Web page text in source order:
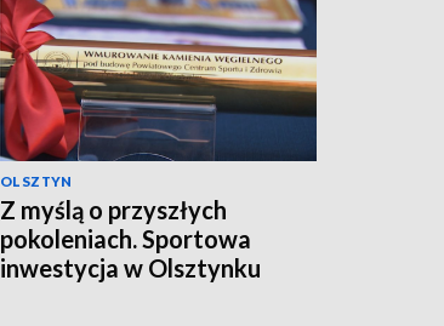
OLSZTYN
Z myślą o przyszłych
pokoleniach. Sportowa
inwestycja w Olsztynku